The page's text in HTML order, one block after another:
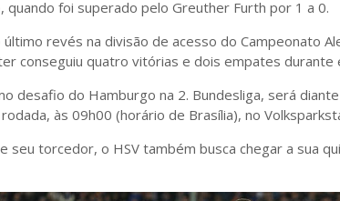
quando foi superado pelo Greuther Furth por 1 a 0.
último revés na divisão de acesso do Campeonato
conseguiu quatro vitórias e dois empates durante
desafio do Hamburgo na 2. Bundesliga, será
às 09h00 (horário de Brasília), no
seu torcedor, o HSV também busca chegar a sua